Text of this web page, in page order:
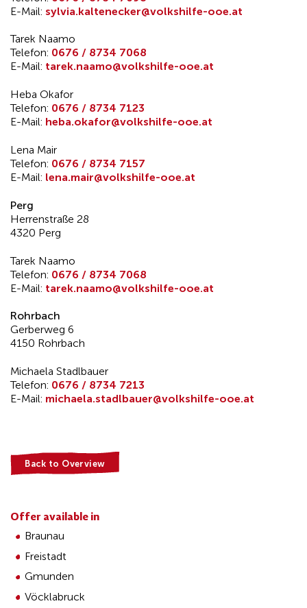
E-Mail: sylvia.kaltenecker@volkshilfe-ooe.at
Tarek Naamo
Telefon: 0676 / 8734 7068
E-Mail: tarek.naamo@volkshilfe-ooe.at
Heba Okafor
Telefon: 0676 / 8734 7123
E-Mail: heba.okafor@volkshilfe-ooe.at
Lena Mair
Telefon: 0676 / 8734 7157
E-Mail: lena.mair@volkshilfe-ooe.at
Perg
Herrenstraße 28
4320 Perg
Tarek Naamo
Telefon: 0676 / 8734 7068
E-Mail: tarek.naamo@volkshilfe-ooe.at
Rohrbach
Gerberweg 6
4150 Rohrbach
Michaela Stadlbauer
Telefon: 0676 / 8734 7213
E-Mail: michaela.stadlbauer@volkshilfe-ooe.at
Back to Overview
Offer available in
Braunau
Freistadt
Gmunden
Vöcklabruck